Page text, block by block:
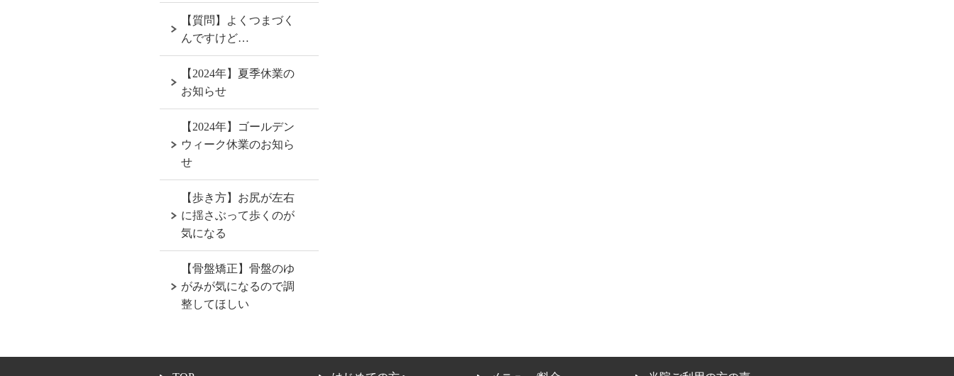
【質問】よくつまづく
んですけど…
【2024年】夏季休業の
お知らせ
【2024年】ゴールデン
ウィーク休業のお知ら
せ
【歩き方】お尻が左右
に揺さぶって歩くのが
気になる
【骨盤矯正】骨盤のゆ
がみが気になるので調
整してほしい